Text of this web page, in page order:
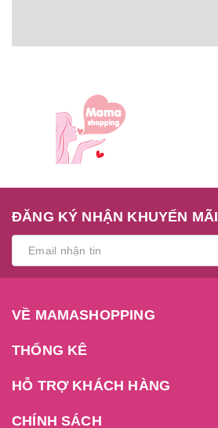
ĐĂNG KÝ NHẬN KHUYẾN MÃI
VỀ MAMASHOPPING
THỐNG KÊ
HỖ TRỢ KHÁCH HÀNG
CHÍNH SÁCH